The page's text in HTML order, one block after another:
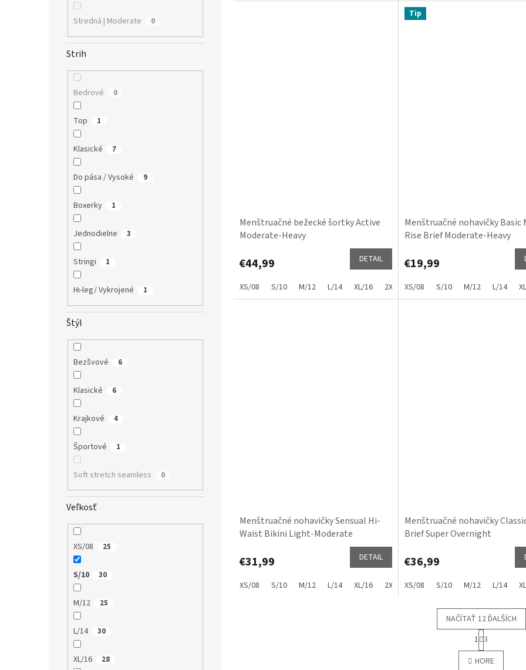
Stredná | Moderate 0
Strih
Bedrové 0
Top 1
Klasické 7
Do pása / Vysoké 9
Boxerky 1
Jednodielne 3
Stringi 1
Hi-leg/ Vykrojené 1
Štýl
Bezšvové 6
Klasické 6
Krajkové 4
Športové 1
Soft stretch seamless 0
Veľkosť
XS/08 25
S/10 30
M/12 25
L/14 30
XL/16 28
Menštruačné bežecké šortky Active
Moderate-Heavy
€44,99 DETAIL
XS/08 S/10 M/12 L/14 XL/16 2XL/18
Tip
Menštruačné nohavičky Basic
Rise Brief Moderate-Heavy
€19,99
XS/08 S/10 M/12 L/14
Menštruačné nohavičky Sensual Hi-
Waist Bikini Light-Moderate
€31,99 DETAIL
XS/08 S/10 M/12 L/14 XL/16 2XL/18 3XL/20
Menštruačné nohavičky
Brief Super Overnight
€36,99
XS/08 S/10 M/12 L/14
O
v
NAČÍTAŤ 12 ĎALŠÍCH
S
t
r
á
1 3
HORE